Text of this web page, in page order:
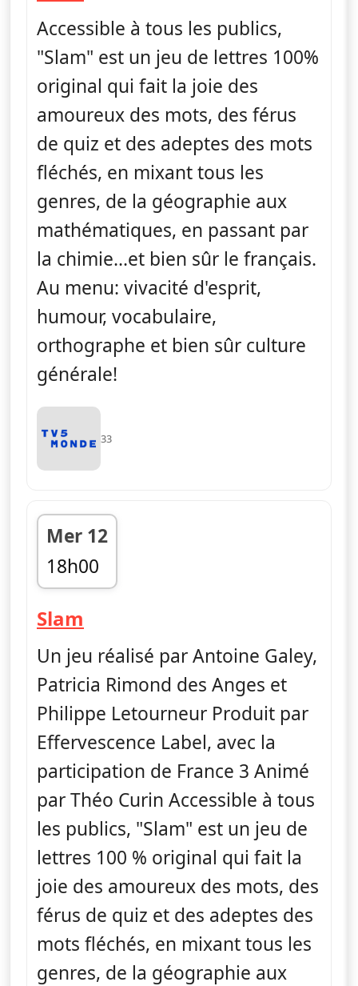
Accessible à tous les publics,
"Slam" est un jeu de lettres 100%
original qui fait la joie des
amoureux des mots, des férus
de quiz et des adeptes des mots
fléchés, en mixant tous les
genres, de la géographie aux
mathématiques, en passant par
la chimie...et bien sûr le français.
Au menu: vivacité d'esprit,
humour, vocabulaire,
orthographe et bien sûr culture
générale!
33
Mer 12
18h00
fin 18h50
Slam
Un jeu réalisé par Antoine Galey,
Patricia Rimond des Anges et
Philippe Letourneur Produit par
Effervescence Label, avec la
participation de France 3 Animé
par Théo Curin Accessible à tous
les publics, "Slam" est un jeu de
lettres 100 % original qui fait la
joie des amoureux des mots, des
férus de quiz et des adeptes des
mots fléchés, en mixant tous les
genres, de la géographie aux